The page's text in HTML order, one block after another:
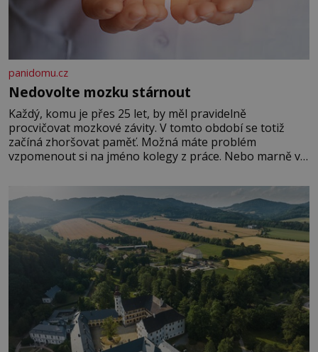
panidomu.cz
Nedovolte mozku stárnout
Každý, komu je přes 25 let, by měl pravidelně
procvičovat mozkové závity. V tomto období se totiž
začíná zhoršovat paměť. Možná máte problém
vzpomenout si na jméno kolegy z práce. Nebo marně v
Je to opravdu tak, s věkem jako kdyby se paměť
rozhodla stávkovat. Cvičte